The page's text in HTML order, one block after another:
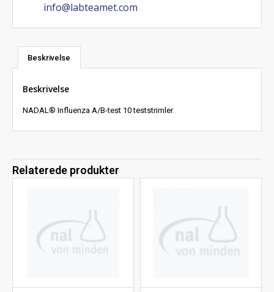
info@labteamet.com
Beskrivelse
Beskrivelse
NADAL® Influenza A/B-test 10 teststrimler
Relaterede produkter